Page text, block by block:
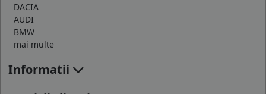
DACIA
AUDI
BMW
mai multe
Informatii